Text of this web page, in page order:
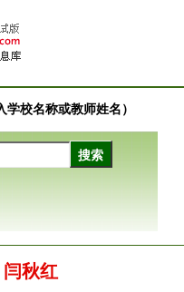
校名称或教师姓名）
闫秋红